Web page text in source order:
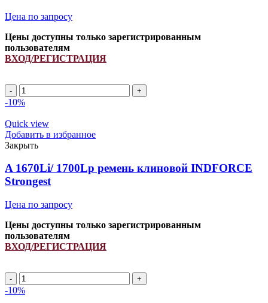
Цена по запросу
Цены доступны только зарегистрированным
пользователям
ВХОД/РЕГИСТРАЦИЯ
Ремень
644448.0/
1900151/
H157104/
H238867
INDFORCE
quantity
-10%
Quick view
Добавить в избранное
Закрыть
A 1670Li/ 1700Lp ремень клиновой INDFORCE
Strongest
Цена по запросу
Цены доступны только зарегистрированным
пользователям
ВХОД/РЕГИСТРАЦИЯ
A
1670Li/
-10%